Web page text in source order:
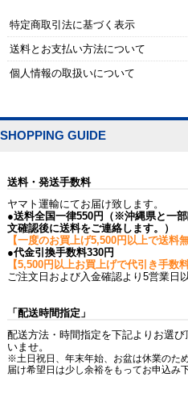
特定商取引法に基づく表示
送料とお支払い方法について
個人情報の取扱いについて
SHOPPING GUIDE
送料・発送手数料
ヤマト運輸にてお届け致します。
●送料全国一律550円（※沖縄県と一
文確認後に送料をご連絡します。）
【一度のお買上げ5,500円以上で送料無
●代金引換手数料330円
【5,500円以上お買上げで代引き手数料
ご注文日および入金確認より5営業日
「配送時間指定」
配送方法・時間指定を下記よりお選
いませ。
※土日祝日、年末年始、お盆は休業のた
届け希望日は少し余裕をもってお申込み下